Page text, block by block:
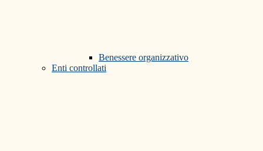
Benessere organizzativo
Enti controllati